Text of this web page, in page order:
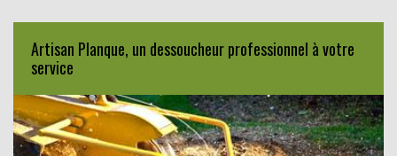
Artisan Planque, un dessoucheur professionnel à votre
service